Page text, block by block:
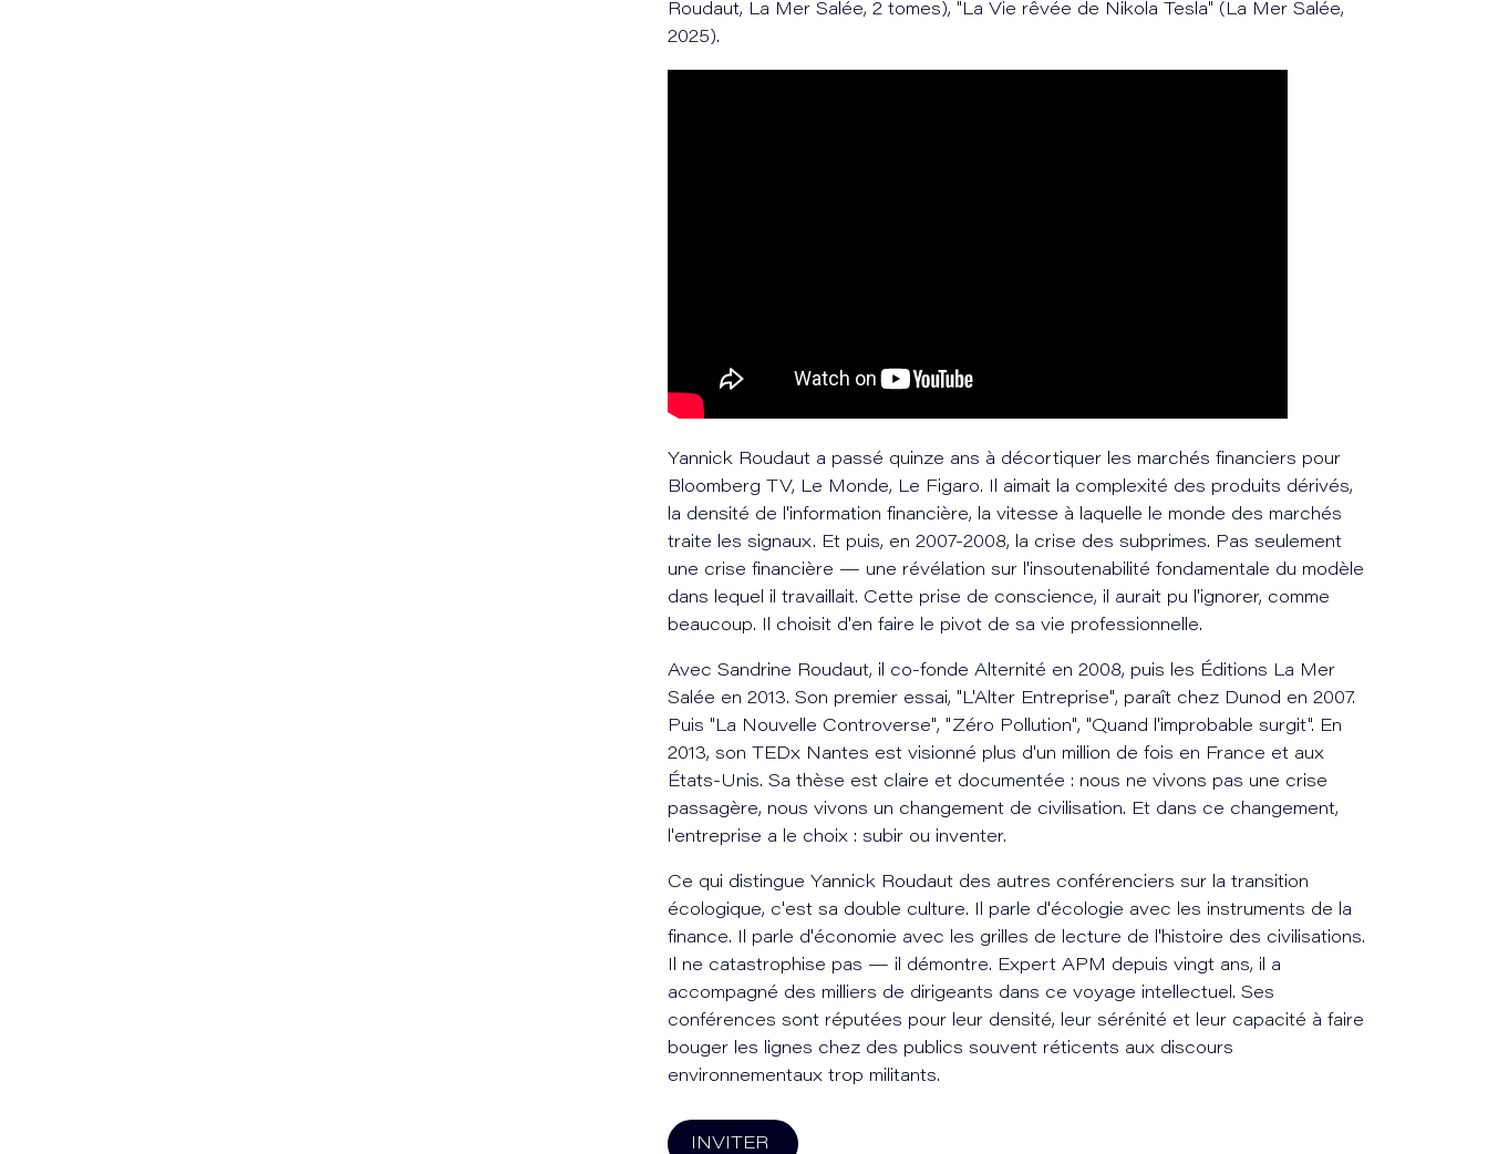
Roudaut, La Mer Salée, 2 tomes), "La Vie rêvée de Nikola Tesla" (La Mer Salée,
2025).
Yannick Roudaut a passé quinze ans à décortiquer les marchés financiers pour
Bloomberg TV, Le Monde, Le Figaro. Il aimait la complexité des produits dérivés,
la densité de l'information financière, la vitesse à laquelle le monde des marchés
traite les signaux. Et puis, en 2007-2008, la crise des subprimes. Pas seulement
une crise financière — une révélation sur l'insoutenabilité fondamentale du modèle
dans lequel il travaillait. Cette prise de conscience, il aurait pu l'ignorer, comme
beaucoup. Il choisit d'en faire le pivot de sa vie professionnelle.
Avec Sandrine Roudaut, il co-fonde Alternité en 2008, puis les Éditions La Mer
Salée en 2013. Son premier essai, "L'Alter Entreprise", paraît chez Dunod en 2007.
Puis "La Nouvelle Controverse", "Zéro Pollution", "Quand l'improbable surgit". En
2013, son TEDx Nantes est visionné plus d'un million de fois en France et aux
États-Unis. Sa thèse est claire et documentée : nous ne vivons pas une crise
passagère, nous vivons un changement de civilisation. Et dans ce changement,
l'entreprise a le choix : subir ou inventer.
Ce qui distingue Yannick Roudaut des autres conférenciers sur la transition
écologique, c'est sa double culture. Il parle d'écologie avec les instruments de la
finance. Il parle d'économie avec les grilles de lecture de l'histoire des civilisations.
Il ne catastrophise pas — il démontre. Expert APM depuis vingt ans, il a
accompagné des milliers de dirigeants dans ce voyage intellectuel. Ses
conférences sont réputées pour leur densité, leur sérénité et leur capacité à faire
bouger les lignes chez des publics souvent réticents aux discours
environnementaux trop militants.
INVITER